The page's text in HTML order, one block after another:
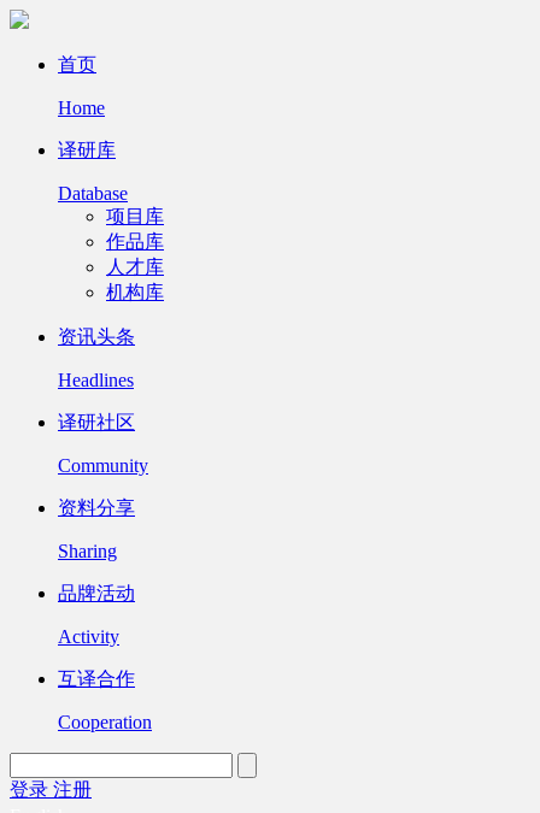
首页
Home
译研库
Database
项目库
作品库
人才库
机构库
资讯头条
Headlines
译研社区
Community
资料分享
Sharing
品牌活动
Activity
互译合作
Cooperation
登录 注册